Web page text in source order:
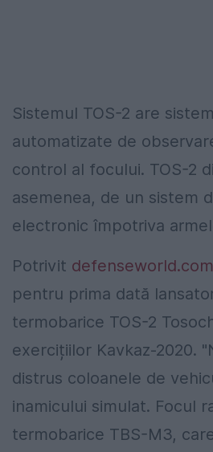
Sistemul TOS-2 are
automatizate de
control al focului. TOS-2
asemenea, de un sistem
electronic împotriva
Potrivit defenseworld.com
pentru prima dată
termobarice TOS-2
exercițiilor Kavkaz-2020.
distrus coloanele de
inamicului simulat. Focul
termobarice TBS-M3,